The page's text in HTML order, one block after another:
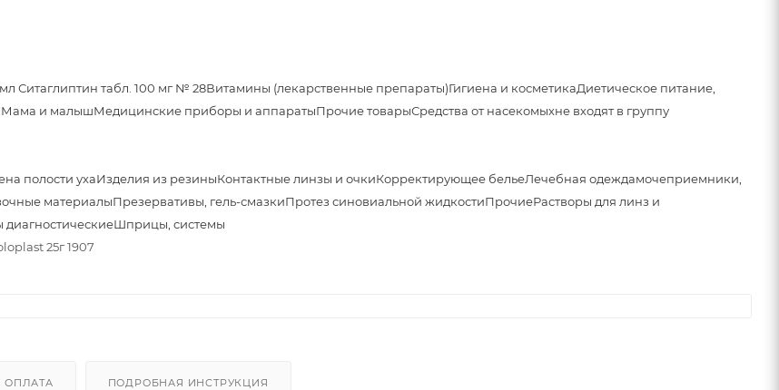
Ситаглиптин табл. 100 мг № 28Витамины (лекарственные препараты)Гигиена и косметикаДиетическое питание,
Мама и малышМедицинские приборы и аппаратыПрочие товарыСредства от насекомыхне входят в группу
полости ухаИзделия из резиныКонтактные линзы и очкиКорректирующее бельеЛечебная одеждамочеприемники,
материалыПрезервативы, гель-смазкиПротез синовиальной жидкостиПрочиеРастворы для линз и
диагностическиеШприцы, системы
25г 1907
ОПЛАТА ПОДРОБНАЯ ИНСТРУКЦИЯ